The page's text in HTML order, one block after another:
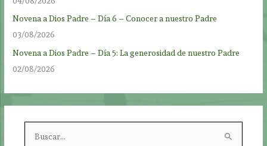
Novena a Dios Padre – Día 6 – Conocer a nuestro Padre
03/08/2026
Novena a Dios Padre – Día 5: La generosidad de nuestro Padre
02/08/2026